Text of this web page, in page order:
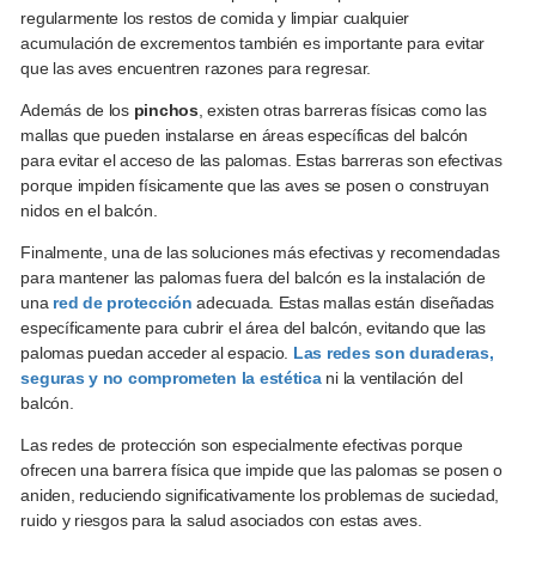
regularmente los restos de comida y limpiar cualquier
acumulación de excrementos también es importante para evitar
que las aves encuentren razones para regresar.
Además de los pinchos , existen otras barreras físicas como las
mallas que pueden instalarse en áreas específicas del balcón
para evitar el acceso de las palomas. Estas barreras son efectivas
porque impiden físicamente que las aves se posen o construyan
nidos en el balcón.
Finalmente, una de las soluciones más efectivas y recomendadas
para mantener las palomas fuera del balcón es la instalación de
una red de protección adecuada. Estas mallas están diseñadas
específicamente para cubrir el área del balcón, evitando que las
palomas puedan acceder al espacio. Las redes son duraderas,
seguras y no comprometen la estéticani la ventilación del
balcón.
Las redes de protección son especialmente efectivas porque
ofrecen una barrera física que impide que las palomas se posen o
aniden, reduciendo significativamente los problemas de suciedad,
ruido y riesgos para la salud asociados con estas aves.